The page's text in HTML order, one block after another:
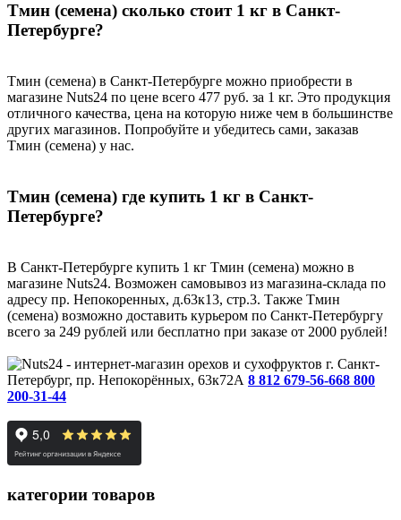
Тмин (семена) сколько стоит 1 кг в Санкт-
Петербурге?
Тмин (семена) в Санкт-Петербурге можно приобрести в
магазине Nuts24 по цене всего 477 руб. за 1 кг. Это продукция
отличного качества, цена на которую ниже чем в большинстве
других магазинов. Попробуйте и убедитесь сами, заказав
Тмин (семена) у нас.
Тмин (семена) где купить 1 кг в Санкт-
Петербурге?
В Санкт-Петербурге купить 1 кг Тмин (семена) можно в
магазине Nuts24. Возможен самовывоз из магазина-склада по
адресу пр. Непокоренных, д.63к13, стр.3. Также Тмин
(семена) возможно доставить курьером по Санкт-Петербургу
всего за 249 рублей или бесплатно при заказе от 2000 рублей!
г. Санкт-
Петербург, пр. Непокорённых, 63к72А 8 812 679-56-668 800
200-31-44
категории товаров